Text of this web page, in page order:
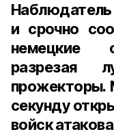
и срочно
немецкие
разрезая
секунду
войск